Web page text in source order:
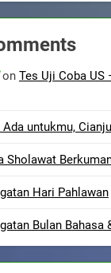
on Tes Uji Coba US
Ada untukmu,
Sholawat
Hari Pahlawan
Bulan Bahasa